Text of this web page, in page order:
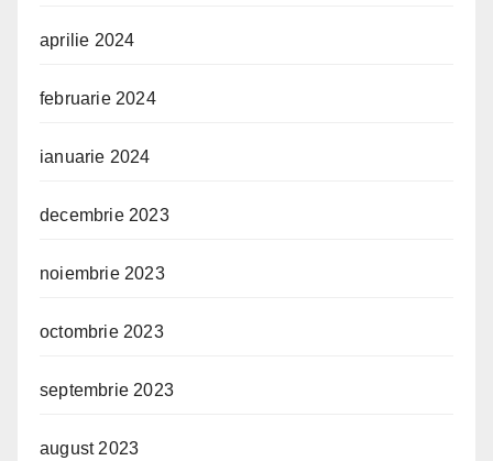
aprilie 2024
februarie 2024
ianuarie 2024
decembrie 2023
noiembrie 2023
octombrie 2023
septembrie 2023
august 2023